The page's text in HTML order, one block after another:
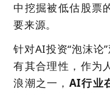
中挖掘被低估股票
要来源。
针对AI投资“泡沫论
有其合理性，作为
浪潮之一， AI行业